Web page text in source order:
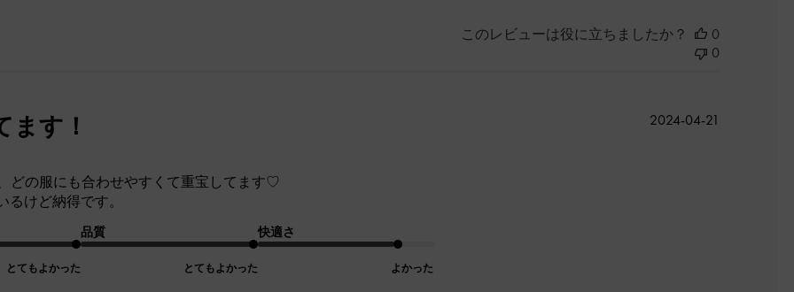
このレビューは役に立ちましたか？
0
0
ます！
どの服にも合わせやすくて重宝してます♡
けど納得です。
とてもよかった
品質
とてもよかった
快適さ
よかった
2024-04-21